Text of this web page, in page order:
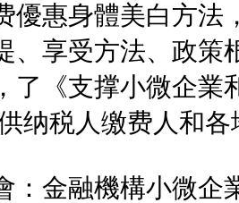
優惠身體美白方
、享受方法、政策
了《支撑小微企業
供纳税人缴费人和
：金融機構小微企